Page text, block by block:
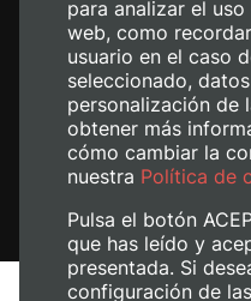
para analizar el
web, como
usuario en el caso
seleccionado,
personalización de
obtener más
cómo cambiar la
nuestra Política de
Pulsa el botón
que has leído y
presentada. Si
configuración de